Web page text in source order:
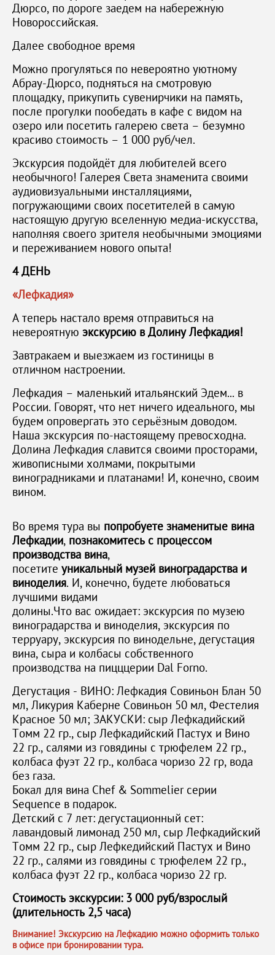
Дюрсо, по дороге заедем на набережную
Новороссийская.
Далее свободное время
Можно прогуляться по невероятно уютному
Абрау-Дюрсо, подняться на смотровую
площадку, прикупить сувенирчики на память,
после прогулки пообедать в кафе с видом на
озеро или посетить галерею света – безумно
красиво стоимость – 1 000 руб/чел.
Экскурсия подойдёт для любителей всего
необычного! Галерея Света знаменита своими
аудиовизуальными инсталляциями,
погружающими своих посетителей в самую
настоящую другую вселенную медиа-искусства,
наполняя своего зрителя необычными эмоциями
и переживанием нового опыта!
4 ДЕНЬ
«Лефкадия»
А теперь настало время отправиться на
невероятную экскурсию в Долину Лефкадия!
Завтракаем и выезжаем из гостиницы в
отличном настроении.
Лефкадия – маленький итальянский Эдем... в
России. Говорят, что нет ничего идеального, мы
будем опровергать это серьёзным доводом.
Наша экскурсия по-настоящему превосходна.
Долина Лефкадия славится своими просторами,
живописными холмами, покрытыми
виноградниками и платанами! И, конечно, своим
вином.
Во время тура вы попробуете знаменитые вина
Лефкадии, познакомитесь с процессом
производства вина,
посетите уникальный музей виноградарства и
виноделия. И, конечно, будете любоваться
лучшими видами
долины.​​​​​​Что вас ожидает: экскурсия по музею
виноградарства и виноделия, экскурсия по
терруару, экскурсия по винодельне, дегустация
вина, сыра и колбасы собственного
производства на пицццерии Dal Forno.
Дегустация - ВИНО: Лефкадия Совиньон Блан 50
мл, Ликурия Каберне Совиньон 50 мл, Фестелия
Красное 50 мл; ЗАКУСКИ: сыр Лефкадийский
Томм 22 гр., сыр Лефкадийский Пастух и Вино
22 гр., салями из говядины с трюфелем 22 гр.,
колбаса фуэт 22 гр., колбаса чоризо 22 гр, вода
без газа.
Бокал для вина Chef & Sommelier серии
Sequence в подарок.
Детский с 7 лет: дегустационный сет:
лавандовый лимонад 250 мл, сыр Лефкадийский
Томм 22 гр., сыр Лефкедийский Пастух и Вино
22 гр., салями из говядины с трюфелем 22 гр.,
колбаса фуэт 22 гр., колбаса чоризо 22 гр.
Стоимость экскурсии: 3 000 руб/взрослый
(длительность 2,5 часа)
Внимание! Экскурсию на Лефкадию можно оформить только
в офисе при бронировании тура.